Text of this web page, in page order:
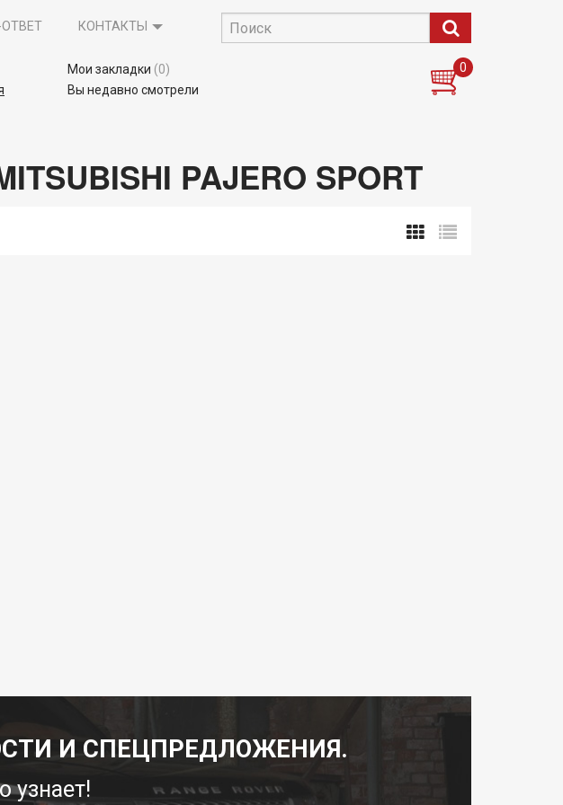
КОНТАКТЫ
Мои закладки (0)
Вы недавно смотрели
0
PAJERO SPORT
И СПЕЦПРЕДЛОЖЕНИЯ.
узнает!